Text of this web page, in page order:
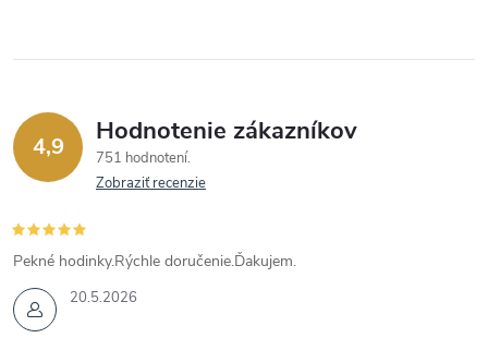
4,9 Hodnotenie zákazníkov
751 hodnotení
Zobraziť recenzie
20.5.2026
Pekné hodinky.Rýchle doručenie.Ďakujem.